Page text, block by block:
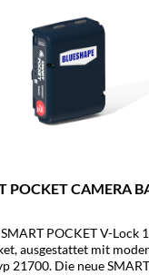
POCKET CAMERA
POCKET V-Lock
ausgestattet mit
21700. Die neue